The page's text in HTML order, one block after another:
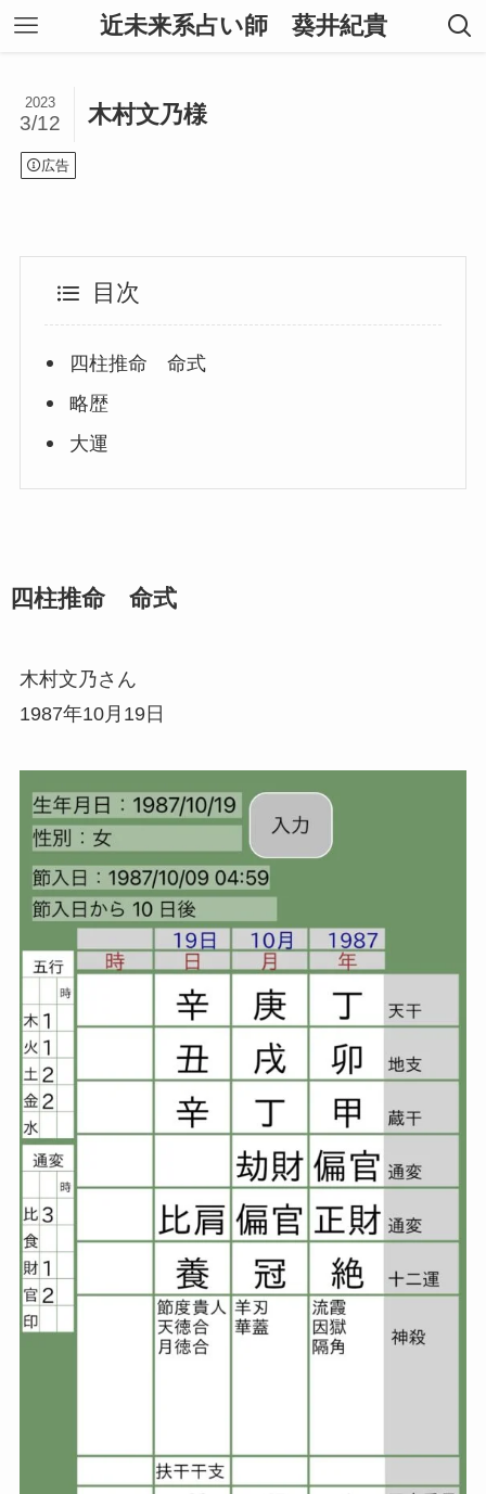
近未来系占い師 葵井紀貴
木村文乃様
2023
3/12
広告
目次
四柱推命 命式
略歴
大運
四柱推命 命式
木村文乃さん
1987年10月19日